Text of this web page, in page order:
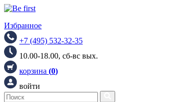
Избранное
+7 (495) 532-32-35
10.00-18.00, сб-вс вых.
корзина (0)
войти